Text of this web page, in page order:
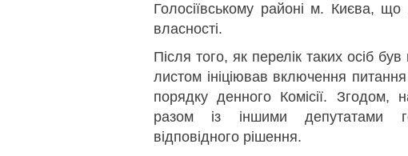
Голосіївському районі м. Києва,
власності.
Після того, як перелік таких осіб
листом ініціював включення
порядку денного Комісії. Згодом,
разом із іншими депутатами
відповідного рішення.